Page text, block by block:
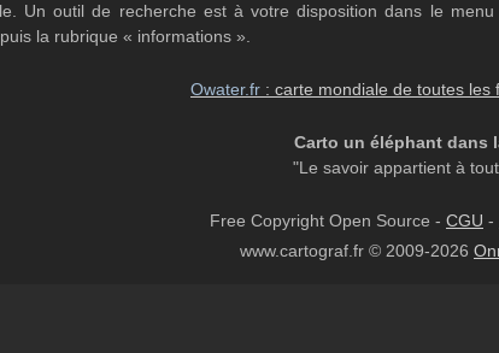
Un outil de recherche est à votre disposition dans le
la rubrique « informations ».
Owater.fr : carte mondiale de toutes les
Carto un éléphant dans
"Le savoir appartient à
Free Copyright Open Source - CGU -
www.cartograf.fr © 2009-2026